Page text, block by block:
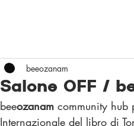
Salone OFF /
beeozanam
beeozanam community hub
Internazionale del libro di